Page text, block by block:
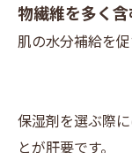
物繊維を多く
肌の水分補給を
保湿剤を選ぶ際
とが肝要です。